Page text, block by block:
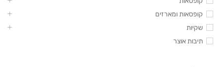
קופסאות ומארזים
שקיות
תיבות אוצר